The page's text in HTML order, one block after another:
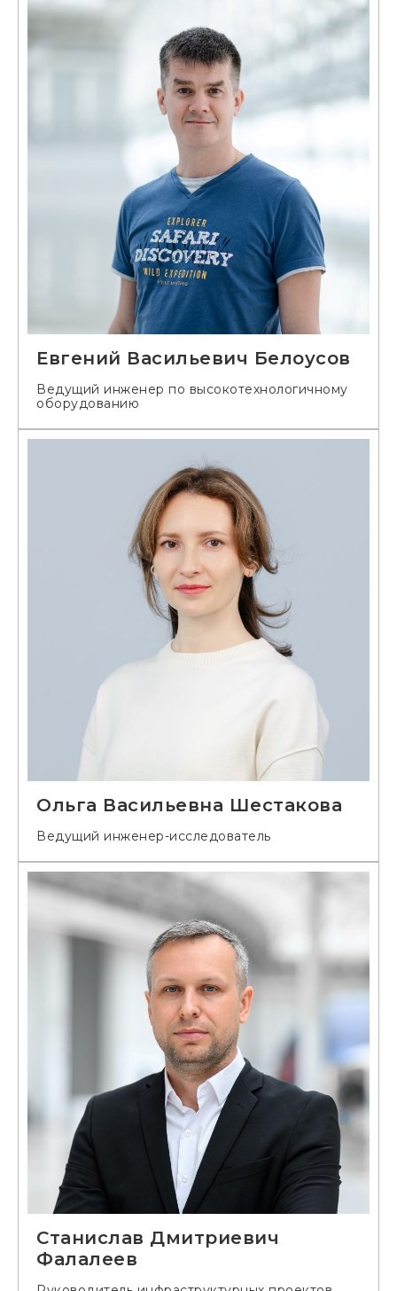
Евгений Васильевич Белоусов
Ведущий инженер по высокотехнологичному
оборудованию
Ольга Васильевна Шестакова
Ведущий инженер-исследователь
Станислав Дмитриевич
Фалалеев